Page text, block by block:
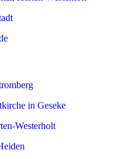
in Geseke
Westerholt